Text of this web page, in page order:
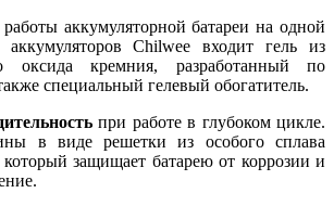
аккумуляторной батареи на одной
аккумуляторов Chilwee входит гель из
оксида кремния, разработанный по
специальный гелевый обогатитель.
при работе в глубоком цикле.
в виде решетки из особого сплава
который защищает батарею от коррозии и